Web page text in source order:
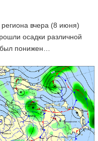
вчера (8 июня)
осадки различной
понижен…